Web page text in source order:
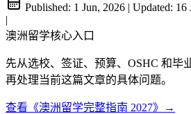
Published: 1 Jun, 2026 | Updated: 16
|
澳洲留学核心入口
先从选校、签证、预算、OSHC 和毕
再处理当前这篇文章的具体问题。
查看《澳洲留学完整指南 2027》→